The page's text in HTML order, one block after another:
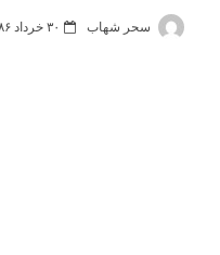
سحر شهاب ۳۰ خرداد ۱۳۸۶